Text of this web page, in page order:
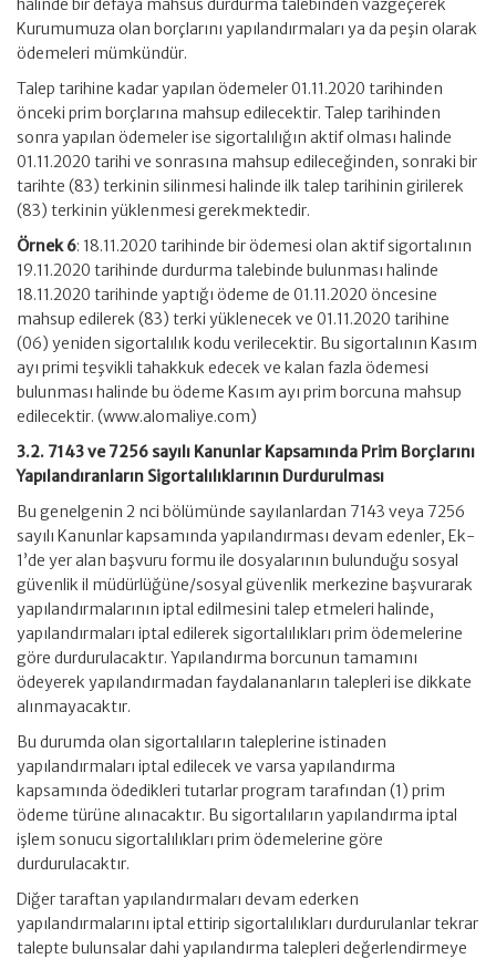
halinde bir defaya mahsus durdurma talebinden vazgeçerek
Kurumumuza olan borçlarını yapılandırmaları ya da peşin olarak
ödemeleri mümkündür.
Talep tarihine kadar yapılan ödemeler 01.11.2020 tarihinden
önceki prim borçlarına mahsup edilecektir. Talep tarihinden
sonra yapılan ödemeler ise sigortalılığın aktif olması halinde
01.11.2020 tarihi ve sonrasına mahsup edileceğinden, sonraki bir
tarihte (83) terkinin silinmesi halinde ilk talep tarihinin girilerek
(83) terkinin yüklenmesi gerekmektedir.
Örnek 6: 18.11.2020 tarihinde bir ödemesi olan aktif sigortalının
19.11.2020 tarihinde durdurma talebinde bulunması halinde
18.11.2020 tarihinde yaptığı ödeme de 01.11.2020 öncesine
mahsup edilerek (83) terki yüklenecek ve 01.11.2020 tarihine
(06) yeniden sigortalılık kodu verilecektir. Bu sigortalının Kasım
ayı primi teşvikli tahakkuk edecek ve kalan fazla ödemesi
bulunması halinde bu ödeme Kasım ayı prim borcuna mahsup
edilecektir. (www.alomaliye.com)
3.2. 7143 ve 7256 sayılı Kanunlar Kapsamında Prim Borçlarını
Yapılandıranların Sigortalılıklarının Durdurulması
Bu genelgenin 2 nci bölümünde sayılanlardan 7143 veya 7256
sayılı Kanunlar kapsamında yapılandırması devam edenler, Ek-
1’de yer alan başvuru formu ile dosyalarının bulunduğu sosyal
güvenlik il müdürlüğüne/sosyal güvenlik merkezine başvurarak
yapılandırmalarının iptal edilmesini talep etmeleri halinde,
yapılandırmaları iptal edilerek sigortalılıkları prim ödemelerine
göre durdurulacaktır. Yapılandırma borcunun tamamını
ödeyerek yapılandırmadan faydalananların talepleri ise dikkate
alınmayacaktır.
Bu durumda olan sigortalıların taleplerine istinaden
yapılandırmaları iptal edilecek ve varsa yapılandırma
kapsamında ödedikleri tutarlar program tarafından (1) prim
ödeme türüne alınacaktır. Bu sigortalıların yapılandırma iptal
işlem sonucu sigortalılıkları prim ödemelerine göre
durdurulacaktır.
Diğer taraftan yapılandırmaları devam ederken
yapılandırmalarını iptal ettirip sigortalılıkları durdurulanlar tekrar
talepte bulunsalar dahi yapılandırma talepleri değerlendirmeye